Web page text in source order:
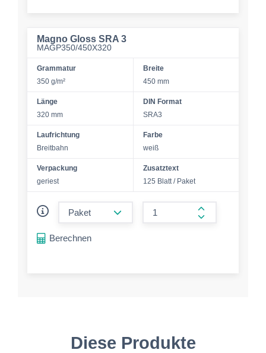
Magno Gloss SRA 3
MAGP350/450X320
Grammatur
350 g/m²
Breite
450 mm
Länge
320 mm
DIN Format
SRA3
Laufrichtung
Breitbahn
Farbe
weiß
Verpackung
geriest
Zusatztext
125 Blatt / Paket
form.increase-
Berechnen
Diese Produkte